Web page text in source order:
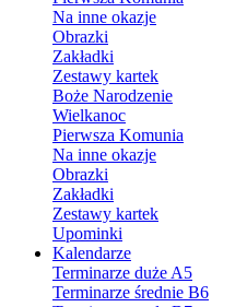
Na inne okazje
Obrazki
Zakładki
Zestawy kartek
Boże Narodzenie
Wielkanoc
Pierwsza Komunia
Na inne okazje
Obrazki
Zakładki
Zestawy kartek
Upominki
Kalendarze
Terminarze duże A5
Terminarze średnie B6